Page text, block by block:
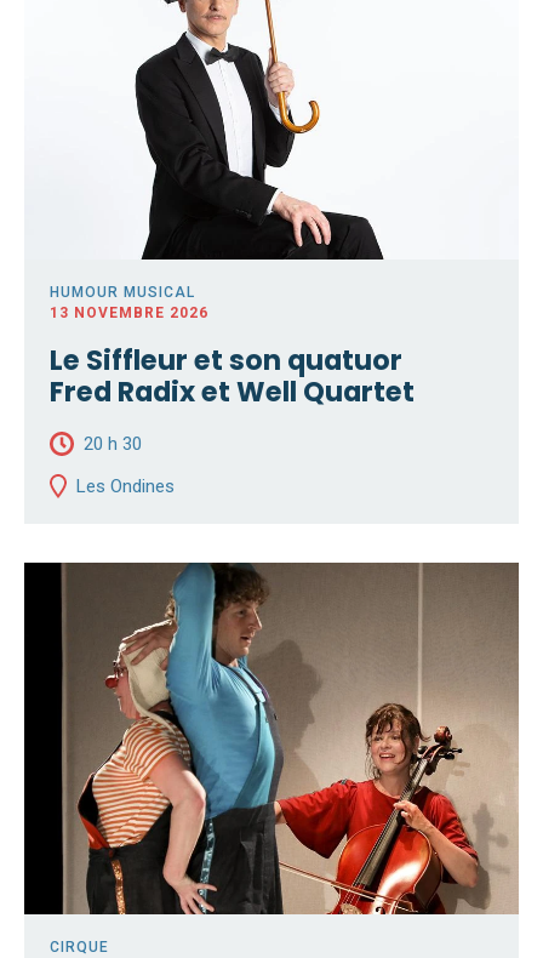
HUMOUR MUSICAL
13 NOVEMBRE 2026
Le Siffleur et son quatuor
Fred Radix et Well Quartet
20 h 30
Les Ondines
CIRQUE